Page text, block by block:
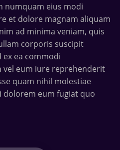
numquam eius modi
et dolore magnam aliquam
ad minima veniam, quis
corporis suscipit
ea commodi
vel eum iure reprehenderit
quam nihil molestiae
dolorem eum fugiat quo